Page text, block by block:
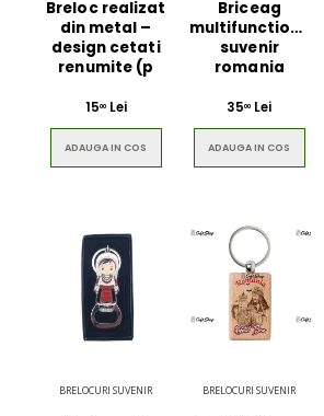
Breloc realizat
din metal –
design cetati
renumite (p
1500Lei
ADAUGA IN COS
Briceag
multifunctional
suvenir
romania
3500 Lei
ADAUGA IN COS
BRELOCURI SUVENIR BRELOCURI SUVENIR